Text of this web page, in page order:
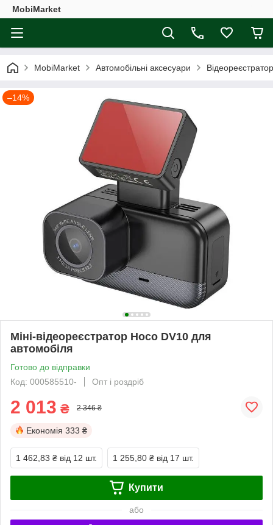
MobiMarket
MobiMarket Автомобільні аксесуари
–14%
Міні-відеореєстратор Hoco DV10 для
автомобіля
Готово до відправки
Код: 000585510-
Опт і роздріб
2 013 ₴ 2 346 ₴
Економія 333 ₴
1 462,83 ₴ від 12 шт. 1 255,80 ₴ від 17 шт.
Купити
або